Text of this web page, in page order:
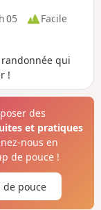
05
Facile
qui
!
des
et pratiques
nous en
de pouce !
de pouce